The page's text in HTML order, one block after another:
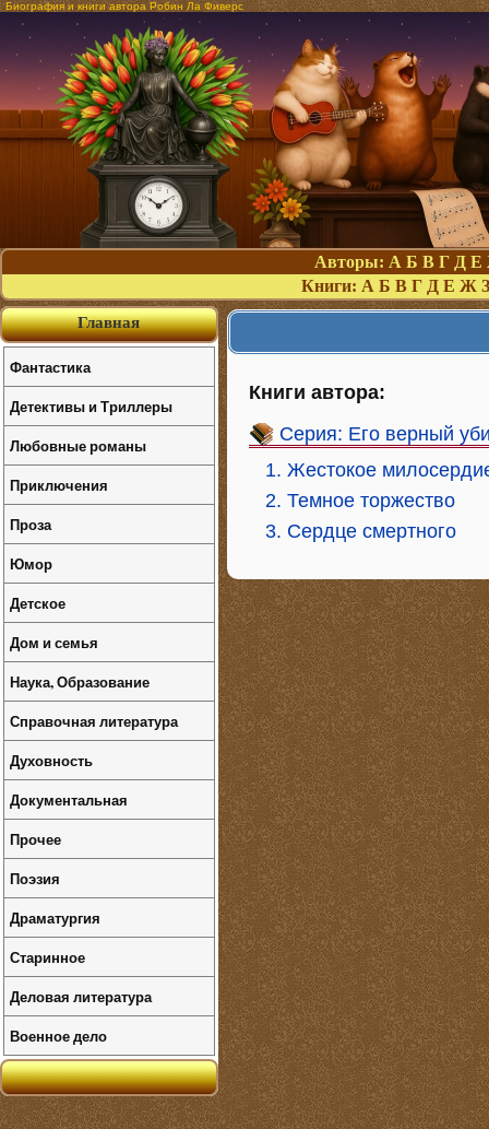
Биография и книги автора Робин Ла Фиверс
Авторы: А Б В Г Д Е
Книги: А Б В Г Д Е Ж З
Книги автора:
Серия: Его верный
1. Жестокое
2. Темное торжество
3. Сердце смертного
Главная
Фантастика
Детективы и Триллеры
Любовные романы
Приключения
Проза
Юмор
Детское
Дом и семья
Наука, Образование
Справочная литература
Духовность
Документальная
Прочее
Поэзия
Драматургия
Старинное
Деловая литература
Военное дело